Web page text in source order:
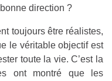
direction ?
toujours être réalistes,
le véritable objectif est
toute la vie. C’est la
ont montré que les